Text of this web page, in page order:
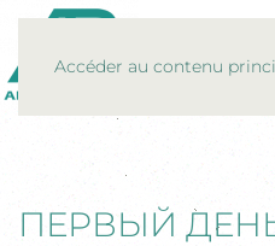
Accéder au contenu
ПЕРВЫЙ